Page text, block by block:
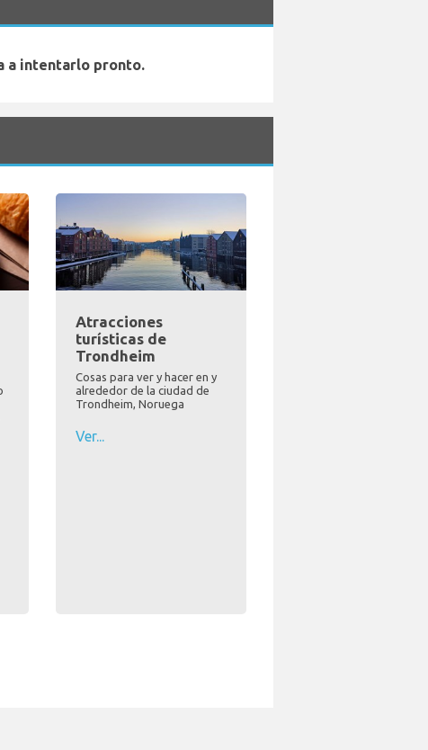
a intentarlo pronto.
Atracciones
turísticas de
Trondheim
Cosas para ver y hacer en y
alrededor de la ciudad de
Trondheim, Noruega
Ver...